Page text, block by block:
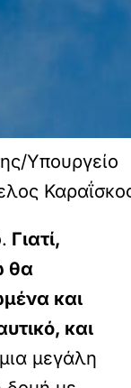
Υπουργείο
Γιατί,
θα
και
και
μεγάλη